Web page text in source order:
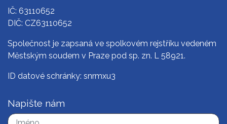
IČ: 63110652
DIČ: CZ63110652
Společnost je zapsaná ve spolkovém rejstříku vedeném
Městským soudem v Praze pod sp. zn. L 58921.
ID datové schránky: snrmxu3
Napište nám